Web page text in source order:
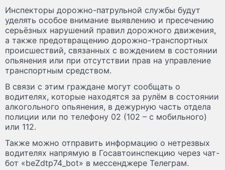
Инспекторы дорожно-патрульной службы будут
уделять особое внимание выявлению и пресечению
серьёзных нарушений правил дорожного движения,
а также предотвращению дорожно-транспортных
происшествий, связанных с вождением в состоянии
опьянения или при отсутствии прав на управление
транспортным средством.
В связи с этим граждане могут сообщать о
водителях, которые находятся за рулём в состоянии
алкогольного опьянения, в дежурную часть отдела
полиции или по телефону 02 (102 – с мобильного)
или 112.
Также можно отправить информацию о нетрезвых
водителях напрямую в Госавтоинспекцию через чат-
бот «beZdtp74_bot» в мессенджере Телеграм.